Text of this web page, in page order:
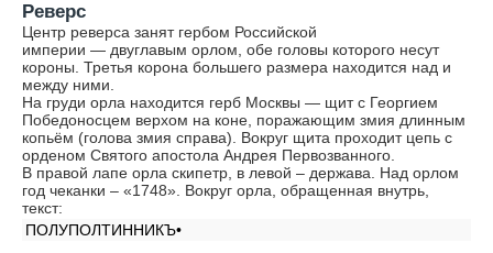
Реверс
Центр реверса занят гербом Российской
империи — двуглавым орлом, обе головы которого несут
короны. Третья корона большего размера находится над и
между ними.
На груди орла находится герб Москвы — щит с Георгием
Победоносцем верхом на коне, поражающим змия длинным
копьём (голова змия справа). Вокруг щита проходит цепь с
орденом Святого апостола Андрея Первозванного.
В правой лапе орла скипетр, в левой – держава. Над орлом
год чеканки – «1748». Вокруг орла, обращенная внутрь,
текст:
ПОЛУПОЛТИННИКЪ•